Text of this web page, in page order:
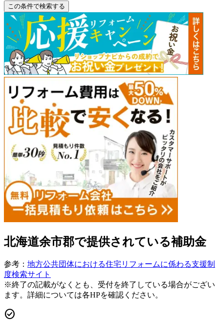
この条件で検索する
北海道余市郡で提供されている補助金
参考： 地方公共団体における住宅リフォームに係わる支援制
度検索サイト
※終了の記載がなくとも、受付を終了している場合がござい
ます。詳細については各HPを確認ください。
check_circle